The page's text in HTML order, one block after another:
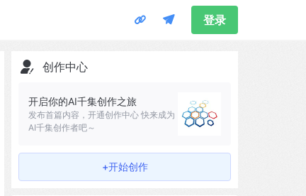
登录
创作中心
开启你的AI千集创作之旅
发布首篇内容，开通创作中心 快来成为
AI千集创作者吧～
+开始创作